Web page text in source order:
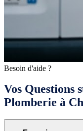
Besoin d'aide ?
Vos Questions
Plomberie à